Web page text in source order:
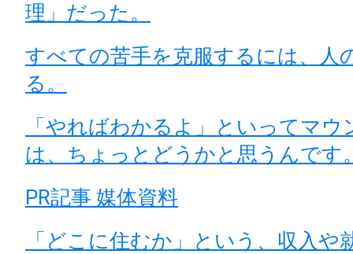
理」だった。
すべての苦手を克服するには、人
る。
「やればわかるよ」といってマウ
は、ちょっとどうかと思うんです
PR記事 媒体資料
「どこに住むか」という、収入や